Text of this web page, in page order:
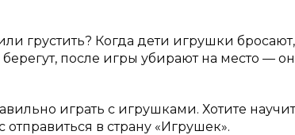
грустить? Когда дети игрушки бросают,
после игры убирают на место —
играть с игрушками. Хотите
в страну «Игрушек».